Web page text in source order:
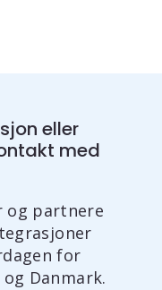
eller
med
og partnere
for
Danmark.